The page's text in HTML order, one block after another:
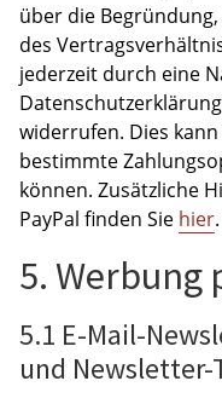
über die
des
jederzeit durch eine
widerrufen. Dies
bestimmte
können. Zusätzliche
PayPal finden Sie hier.
5. Werbung
5.1 E-Mail-
und Newsletter-